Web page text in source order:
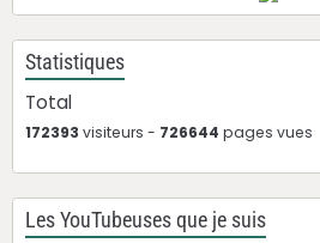
Statistiques
Total
172393 visiteurs - 726644 pages vues
Les YouTubeuses que je suis